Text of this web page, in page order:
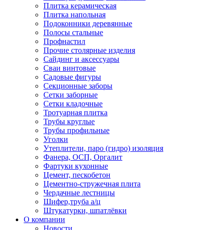
Плитка керамическая
Плитка напольная
Подоконники деревянные
Полосы стальные
Профнастил
Прочие столярные изделия
Сайдинг и аксессуары
Сваи винтовые
Садовые фигуры
Секционные заборы
Сетки заборные
Сетки кладочные
Тротуарная плитка
Трубы круглые
Трубы профильные
Уголки
Утеплители, паро (гидро) изоляция
Фанера, ОСП, Оргалит
Фартуки кухонные
Цемент, пескобетон
Цементно-стружечная плита
Чердачные лестницы
Шифер,труба а/ц
Штукатурки, шпатлёвки
О компании
Новости